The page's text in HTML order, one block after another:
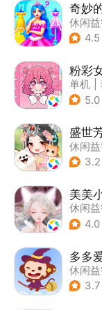
奇妙
休闲
| 宝宝
4.5
粉彩
单机
| 女性
5.0
盛世
休闲
| 架空
3.2
美美
休闲
| 女性
4.0
多多
休闲
| 儿童
3.7